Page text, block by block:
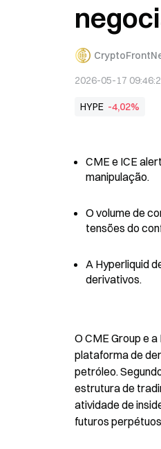
2026-05-17
HYPE -4,02%
CME e ICE
manipulação.
O volume de
tensões do
A Hyperliquid
derivativos.
O CME Group e
plataforma de
petróleo.
estrutura de
atividade de
futuros